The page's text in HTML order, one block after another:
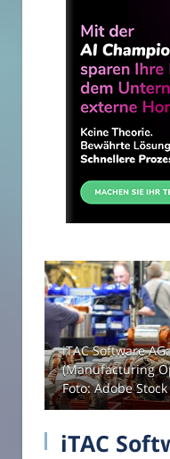
iTAC Software
(Manufacturing
Foto: Adobe
iTAC